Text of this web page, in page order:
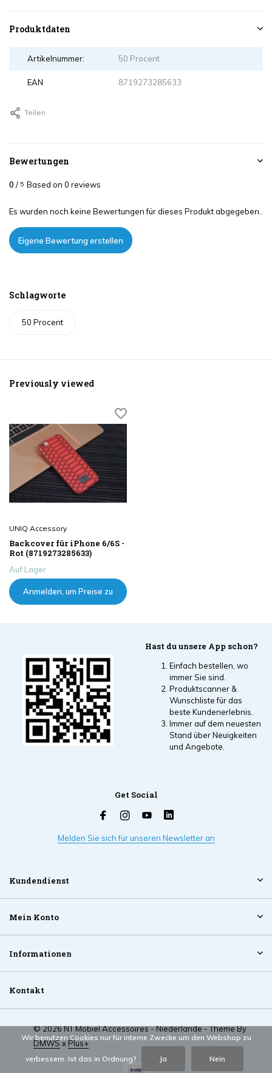
Produktdaten
Artikelnummer: 50 Procent
EAN 8719273285633
Teilen
Bewertungen
0 / 5 Based on 0 reviews
Es wurden noch keine Bewertungen für dieses Produkt abgegeben..
Eigene Bewertung erstellen
Schlagworte
50 Procent
Previously viewed
UNIQ Accessory
Backcover für iPhone 6/6S -
Rot (8719273285633)
Auf Lager
Anmelden, um Preise zu
Hast du unsere App schon?
Einfach bestellen, wo
immer Sie sind.
Produktscanner &
Wunschliste für das
beste Kundenerlebnis.
Immer auf dem neuesten
Stand über Neuigkeiten
und Angebote.
Get Social
Melden Sie sich für unseren Newsletter an
Kundendienst
Mein Konto
Informationen
Kontakt
© 2026 NT Mobiel Accessoires - Niederlande - Theme By
DMWSxPlus+
Wir benutzen Cookies nur für interne Zwecke um den Webshop zu
verbessern. Ist das in Ordnung? Ja Nein